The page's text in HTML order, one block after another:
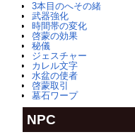
3本目のへその緒
武器強化
時間帯の変化
啓蒙の効果
秘儀
ジェスチャー
カレル文字
水盆の使者
啓蒙取引
墓石ワープ
NPC